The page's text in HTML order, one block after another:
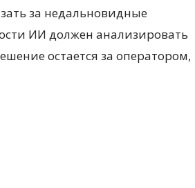
за недальновидные
ИИ должен анализировать
остается за оператором,